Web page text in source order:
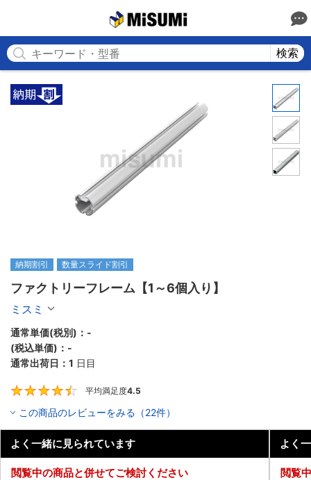
検索
納期割引 数量スライド割引
ファクトリーフレーム【1～6個入り】
ミスミ
通常単価(税別)： -
(税込単価)： -
通常出荷日： 1 日目
平均満足度4.5
この商品のレビューをみる（22件）
よく一緒に見られています
閲覧中の商品と併せてご検討ください
よく
閲覧